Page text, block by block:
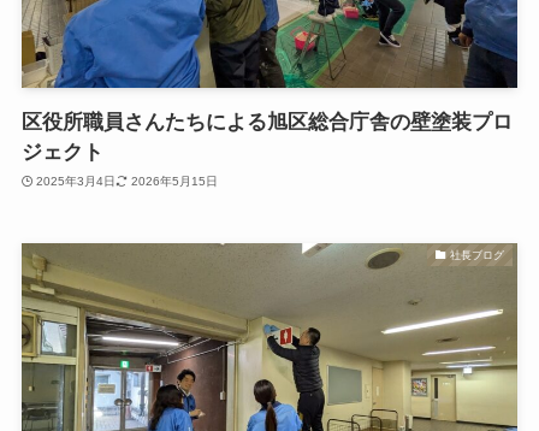
区役所職員さんたちによる旭区総合庁舎の壁塗装プロ
ジェクト
2025年3月4日 2026年5月15日
社長ブログ